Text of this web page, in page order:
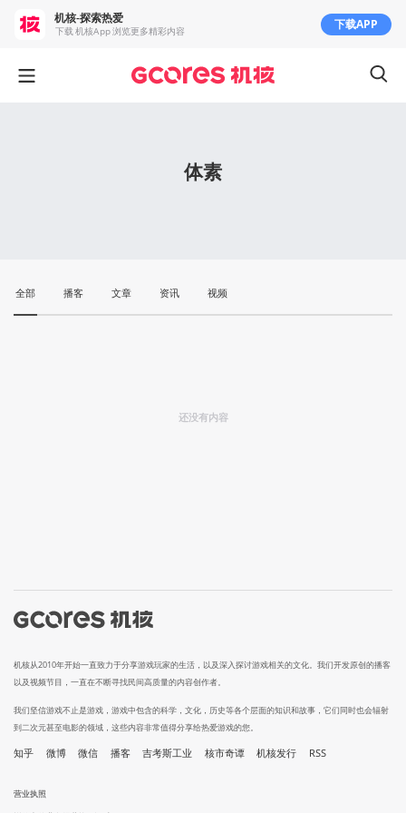
体素
全部 播客 文章 资讯 视频
还没有内容
机核从2010年开始一直致力于分享游戏玩家的生活，以及深入探讨游戏相关的文化。我们开发原创的播客
以及视频节目，一直在不断寻找民间高质量的内容创作者。
我们坚信游戏不止是游戏，游戏中包含的科学，文化，历史等各个层面的知识和故事，它们同时也会辐射
到二次元甚至电影的领域，这些内容非常值得分享给热爱游戏的您。
知乎 微博 微信 播客 吉考斯工业 核市奇谭 机核发行 RSS
营业执照
机核-探索热爱
下载 机核App 浏览更多精彩内容 下载APP